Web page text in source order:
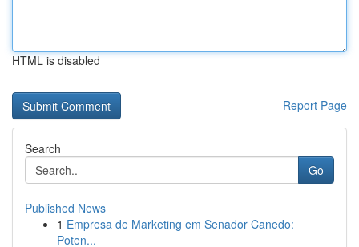
HTML is disabled
Report Page
Search
Go
Published News
1 Empresa de Marketing em Senador Canedo:
Poten...